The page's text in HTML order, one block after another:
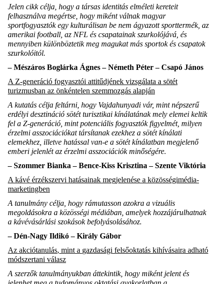
Jelen cikk célja, hogy a társas identitás elméleti kereteit
felhasználva megértse, hogy miként válnak magyar
sportfogyasztók egy kulturálisan be nem ágyazott sporttermék, az
amerikai football, az NFL és csapatainak szurkolójává, és
mennyiben különböztetik meg magukat más sportok és csapatok
szurkolóitól.
–Mészáros Boglárka Ágnes –Németh Péter–Csapó János
A Z-generáció fogyasztói attitűdjének vizsgálata a sötét
turizmusban az önkéntelen szemmozgás alapján
A kutatás célja feltárni, hogy Vajdahunyadi vár, mint népszerű
erdélyi desztináció sötét turisztikai kínálatának mely elemei keltik
fel a Z-generáció, mint potenciális fogyasztók figyelmét, milyen
érzelmi asszociációkat társítanak ezekhez a sötét kínálati
elemekhez, illetve hatással van-e a sötét kínálatban megjelenő
emberi jelenlét az érzelmi asszociációk minőségére.
–Szommer Bianka – Bence-Kiss Krisztina –Szente Viktória
A kávé érzékszervi hatásainak megjelenése a közösségimédia-
marketingben
A tanulmány célja, hogy rámutasson azokra a vizuális
megoldásokra a közösségi médiában, amelyek hozzájárulhatnak
a kávévásárlási szokások befolyásolásához.
–Dén-Nagy Ildikó –Király Gábor
Az akciótanulás, mint a gazdasági felsőoktatás kihívásaira adható
módszertani válasz
A szerzők tanulmányukban áttekintik, hogy miként jelent és